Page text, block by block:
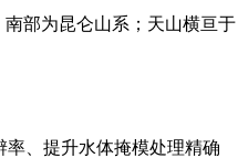
部为昆仑山系；天山横亘于
、提升水体掩模处理精确